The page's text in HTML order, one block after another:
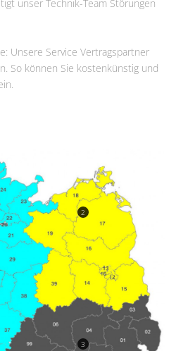
unser Technik-Team Störungen
Unsere Service Vertragspartner
So können Sie kostenkünstig und
2
3